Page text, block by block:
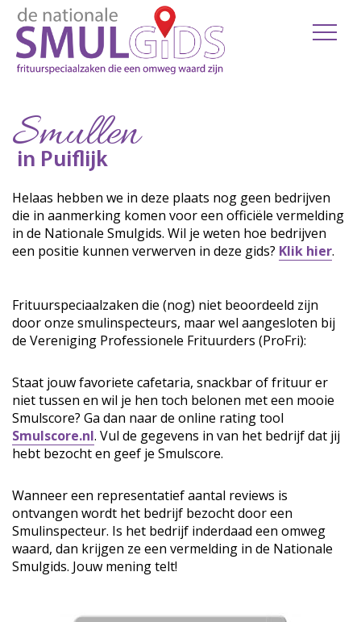
Smullen
in Puiflijk
Helaas hebben we in deze plaats nog geen bedrijven
die in aanmerking komen voor een officiële vermelding
in de Nationale Smulgids. Wil je weten hoe bedrijven
een positie kunnen verwerven in deze gids? Klik hier.
Frituurspeciaalzaken die (nog) niet beoordeeld zijn
door onze smulinspecteurs, maar wel aangesloten bij
de Vereniging Professionele Frituurders (ProFri):
Staat jouw favoriete cafetaria, snackbar of frituur er
niet tussen en wil je hen toch belonen met een mooie
Smulscore? Ga dan naar de online rating tool
Smulscore.nl. Vul de gegevens in van het bedrijf dat jij
hebt bezocht en geef je Smulscore.
Wanneer een representatief aantal reviews is
ontvangen wordt het bedrijf bezocht door een
Smulinspecteur. Is het bedrijf inderdaad een omweg
waard, dan krijgen ze een vermelding in de Nationale
Smulgids. Jouw mening telt!